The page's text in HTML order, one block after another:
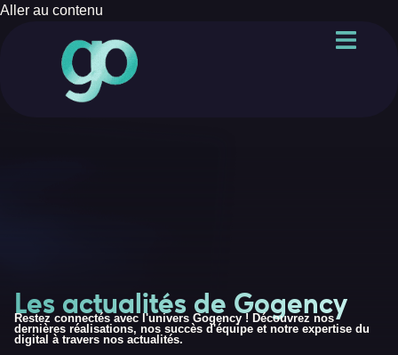
Aller au contenu
Les actualités de Gogency
Restez connectés avec l'univers Gogency ! Découvrez nos
dernières réalisations, nos succès d'équipe et notre expertise du
digital à travers nos actualités.